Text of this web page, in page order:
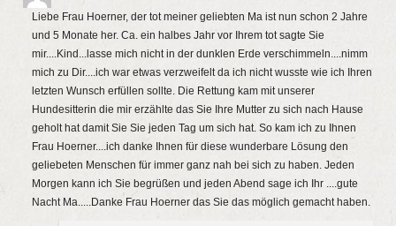
Liebe Frau Hoerner, der tot meiner geliebten Ma ist nun schon 2 Jahre
und 5 Monate her. Ca. ein halbes Jahr vor Ihrem tot sagte Sie
mir....Kind...lasse mich nicht in der dunklen Erde verschimmeln....nimm
mich zu Dir....ich war etwas verzweifelt da ich nicht wusste wie ich Ihren
letzten Wunsch erfüllen sollte. Die Rettung kam mit unserer
Hundesitterin die mir erzählte das Sie Ihre Mutter zu sich nach Hause
geholt hat damit Sie Sie jeden Tag um sich hat. So kam ich zu Ihnen
Frau Hoerner....ich danke Ihnen für diese wunderbare Lösung den
geliebeten Menschen für immer ganz nah bei sich zu haben. Jeden
Morgen kann ich Sie begrüßen und jeden Abend sage ich Ihr ....gute
Nacht Ma.....Danke Frau Hoerner das Sie das möglich gemacht haben.